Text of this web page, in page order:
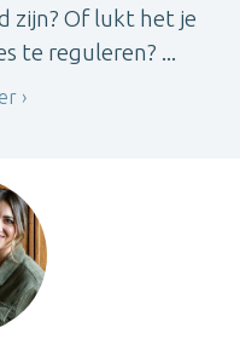
zijn? Of lukt het je
te reguleren? ...